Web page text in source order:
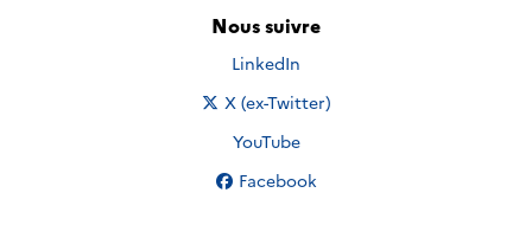
Nous suivre
Nous suivre sur
LinkedIn
Nous suivre sur
X (ex-Twitter)
Nous suivre sur
YouTube
Nous suivre sur
Facebook